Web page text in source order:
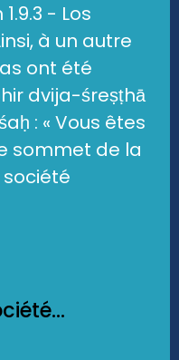
- Los
à un autre
ont été
dvija-śreṣṭhā
: « Vous êtes
sommet de la
société